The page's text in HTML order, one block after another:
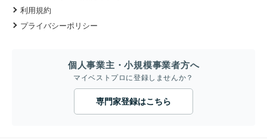
利用規約
プライバシーポリシー
個人事業主・小規模事業者方へ
マイベストプロに登録しませんか？
専門家登録はこちら